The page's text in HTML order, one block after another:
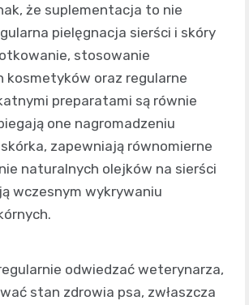
że suplementacja to nie
pielęgnacja sierści i skóry
stosowanie
kosmetyków oraz regularne
preparatami są równie
one nagromadzeniu
zapewniają równomierne
naturalnych olejków na sierści
wczesnym wykrywaniu
odwiedzać weterynarza,
stan zdrowia psa, zwłaszcza